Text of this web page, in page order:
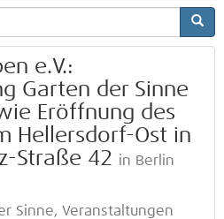
e.V.:
Garten der Sinne
Eröffnung des
Hellersdorf-Ost in
Straße 42 in Berlin
Sinne, Veranstaltungen